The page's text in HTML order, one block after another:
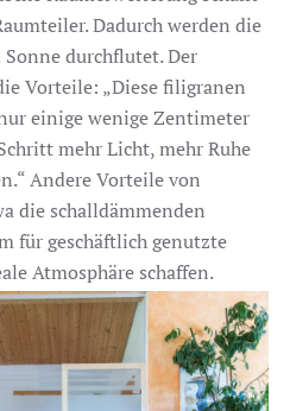
Dadurch werden die
durchflutet. Der
Vorteile: „Diese filigranen
einige wenige Zentimeter
mehr Licht, mehr Ruhe
Andere Vorteile von
die schalldämmenden
für geschäftlich genutzte
Atmosphäre schaffen.